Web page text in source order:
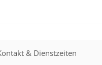
& Dienstzeiten